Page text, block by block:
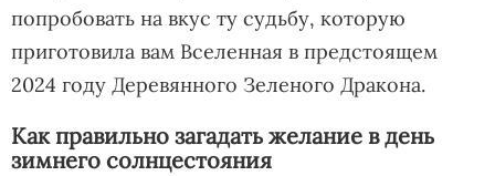
попробовать на вкус ту судьбу, которую
приготовила вам Вселенная в предстоящем
2024 году Деревянного Зеленого Дракона.
Как правильно загадать желание в день
зимнего солнцестояния